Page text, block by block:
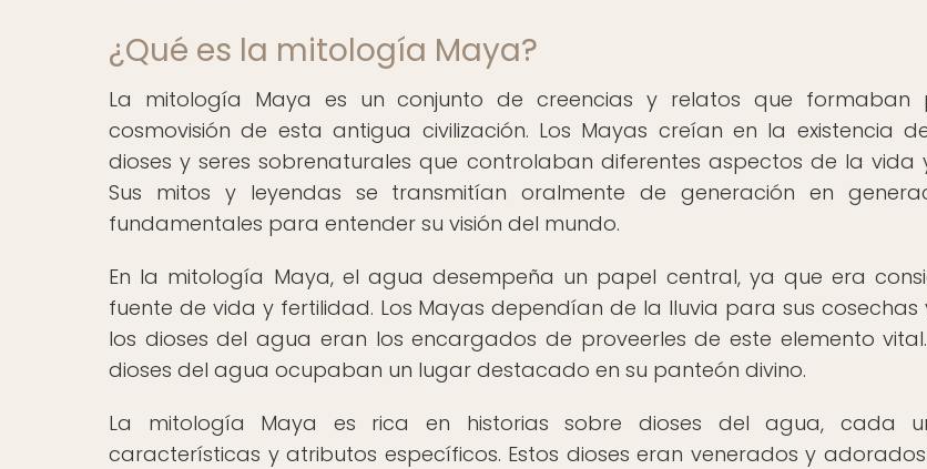
¿Qué es la mitología Maya?
La mitología Maya es un conjunto de creencias y relatos que
cosmovisión de esta antigua civilización. Los Mayas creían en la existencia
dioses y seres sobrenaturales que controlaban diferentes aspectos de la vida
Sus mitos y leyendas se transmitían oralmente de generación en
fundamentales para entender su visión del mundo.
En la mitología Maya, el agua desempeña un papel central, ya que era
fuente de vida y fertilidad. Los Mayas dependían de la lluvia para sus cosechas
los dioses del agua eran los encargados de proveerles de este elemento
dioses del agua ocupaban un lugar destacado en su panteón divino.
La mitología Maya es rica en historias sobre dioses del agua, cada
características y atributos específicos. Estos dioses eran venerados y